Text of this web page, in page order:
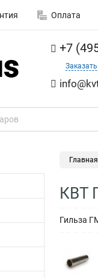
Оплата
+7
Главная
КВТ
Гильза